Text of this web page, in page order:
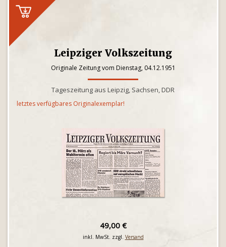
Leipziger Volkszeitung
Originale Zeitung vom Dienstag, 04.12.1951
Tageszeitung aus Leipzig, Sachsen, DDR
letztes verfügbares Originalexemplar!
49,00 €
inkl. MwSt. zzgl. Versand